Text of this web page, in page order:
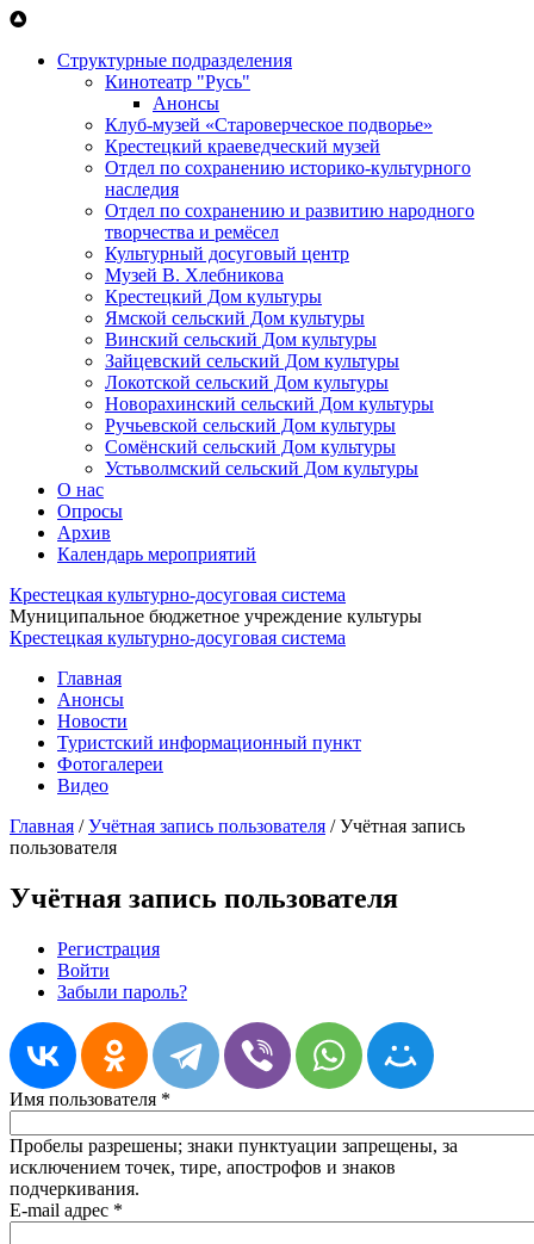
Перейти к основному содержанию
Структурные подразделения
Кинотеатр "Русь"
Анонсы
Клуб-музей «Староверческое подворье»
Крестецкий краеведческий музей
Отдел по сохранению историко-культурного
наследия
Отдел по сохранению и развитию народного
творчества и ремёсел
Культурный досуговый центр
Музей В. Хлебникова
Крестецкий Дом культуры
Ямской сельский Дом культуры
Винский сельский Дом культуры
Зайцевский сельский Дом культуры
Локотской сельский Дом культуры
Новорахинский сельский Дом культуры
Ручьевской сельский Дом культуры
Сомёнский сельский Дом культуры
Устьволмский сельский Дом культуры
О нас
Опросы
Архив
Календарь мероприятий
Крестецкая культурно-досуговая система
Муниципальное бюджетное учреждение культуры
Крестецкая культурно-досуговая система
Главная
Анонсы
Новости
Туристский информационный пункт
Фотогалереи
Видео
Главная /Учётная запись пользователя /Учётная запись
пользователя
Учётная запись пользователя
Главные вкладки
Регистрация
Войти
Забыли пароль?
Имя пользователя *
Пробелы разрешены; знаки пунктуации запрещены, за
исключением точек, тире, апострофов и знаков
подчеркивания.
E-mail адрес *